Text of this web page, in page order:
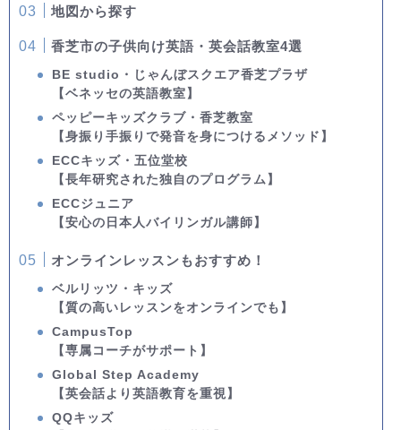
地図から探す
香芝市の子供向け英語・英会話教室4選
BE studio・じゃんぼスクエア香芝プラザ
【ベネッセの英語教室】
ペッピーキッズクラブ・香芝教室
【身振り手振りで発音を身につけるメソッド】
ECCキッズ・五位堂校
【長年研究された独自のプログラム】
ECCジュニア
【安心の日本人バイリンガル講師】
オンラインレッスンもおすすめ！
ベルリッツ・キッズ
【質の高いレッスンをオンラインでも】
CampusTop
【専属コーチがサポート】
Global Step Academy
【英会話より英語教育を重視】
QQキッズ